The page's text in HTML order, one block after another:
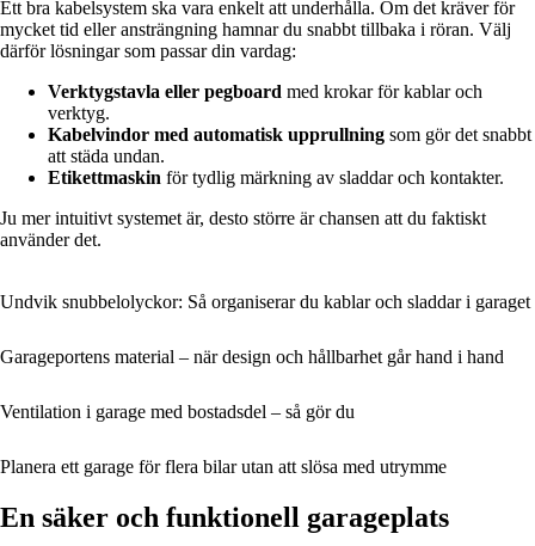
Ett bra kabelsystem ska vara enkelt att underhålla. Om det kräver för
mycket tid eller ansträngning hamnar du snabbt tillbaka i röran. Välj
därför lösningar som passar din vardag:
Verktygstavla eller pegboard med krokar för kablar och
verktyg.
Kabelvindor med automatisk upprullning som gör det snabbt
att städa undan.
Etikettmaskin för tydlig märkning av sladdar och kontakter.
Ju mer intuitivt systemet är, desto större är chansen att du faktiskt
använder det.
Undvik snubbelolyckor: Så organiserar du kablar och sladdar i garaget
Garageportens material – när design och hållbarhet går hand i hand
Ventilation i garage med bostadsdel – så gör du
Planera ett garage för flera bilar utan att slösa med utrymme
En säker och funktionell garageplats